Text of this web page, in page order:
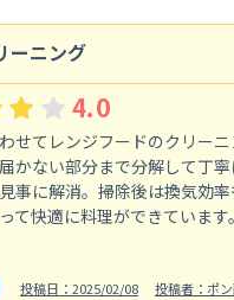
ーニング
4.0
せてレンジフードのクリー
かない部分まで分解して丁
事に解消。掃除後は換気効
て快適に料理ができていま
投稿日：2025/02/08 投稿者：ポ